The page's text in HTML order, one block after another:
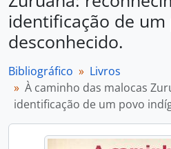
identificação de
desconhecido.
Bibliográfico
Livros
À caminho das malocas
identificação de um povo